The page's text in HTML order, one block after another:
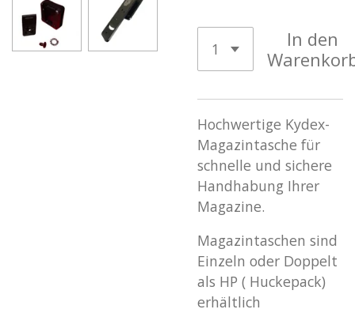
In den
Hochwertige Kydex-
Magazintasche für
schnelle und sichere
Handhabung Ihrer
Magazine.
Magazintaschen sind
Einzeln oder Doppelt
als HP ( Huckepack)
erhältlich